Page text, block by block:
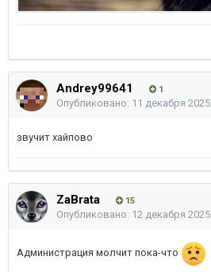
Andrey99641 1
Опубликовано: 11 декабря 2025
звучит хайпово
ZaBrata 15
Опубликовано: 12 декабря 2025
Администрация молчит пока-что